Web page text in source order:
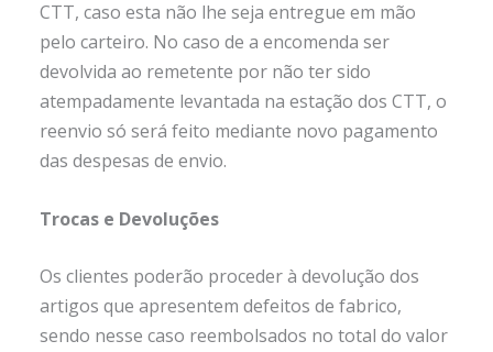
CTT, caso esta não lhe seja entregue em mão
pelo carteiro. No caso de a encomenda ser
devolvida ao remetente por não ter sido
atempadamente levantada na estação dos CTT, o
reenvio só será feito mediante novo pagamento
das despesas de envio.
Trocas e Devoluções
Os clientes poderão proceder à devolução dos
artigos que apresentem defeitos de fabrico,
sendo nesse caso reembolsados no total do valor